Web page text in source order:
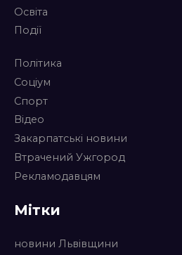
Освіта
Події
Політика
Соціум
Спорт
Відео
Закарпатські новини
Втрачений Ужгород
Рекламодавцям
Мітки
новини Львівщини